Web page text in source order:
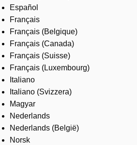
Español
Français
Français (Belgique)
Français (Canada)
Français (Suisse)
Français (Luxembourg)
Italiano
Italiano (Svizzera)
Magyar
Nederlands
Nederlands (België)
Norsk